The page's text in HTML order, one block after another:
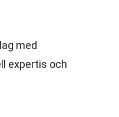
med
expertis och